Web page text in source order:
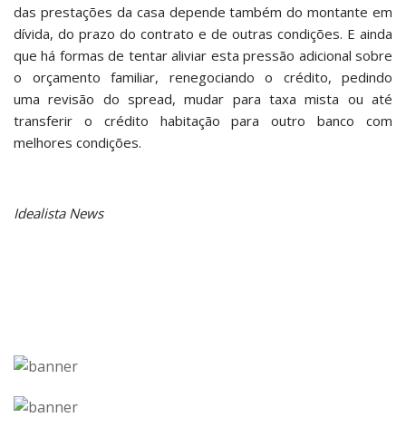
das prestações da casa depende também do montante em
dívida, do prazo do contrato e de outras condições. E ainda
que há formas de tentar aliviar esta pressão adicional sobre
o orçamento familiar, renegociando o crédito, pedindo
uma revisão do spread, mudar para taxa mista ou até
transferir o crédito habitação para outro banco com
melhores condições.
Idealista News